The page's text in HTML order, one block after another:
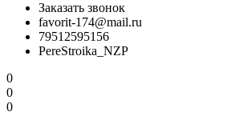
Заказать звонок
favorit-174@mail.ru
79512595156
PereStroika_NZP
0
0
0